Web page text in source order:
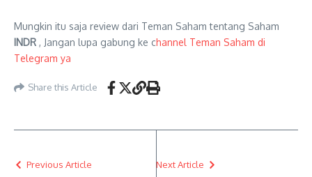
Mungkin itu saja review dari Teman Saham tentang Saham
INDR , Jangan lupa gabung ke channel Teman Saham di
Telegram ya
Share this Article
Previous Article Next Article